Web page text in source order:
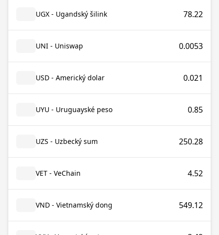
UGX - Ugandský šilink 78.22
UNI - Uniswap 0.0053
USD - Americký dolar 0.021
UYU - Uruguayské peso 0.85
UZS - Uzbecký sum 250.28
VET - VeChain 4.52
VND - Vietnamský dong 549.12